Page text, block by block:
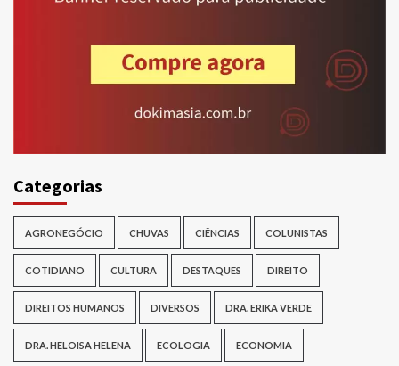
Categorias
AGRONEGÓCIO CHUVAS CIÊNCIAS COLUNISTAS
COTIDIANO CULTURA DESTAQUES DIREITO
DIREITOS HUMANOS DIVERSOS DRA. ERIKA VERDE
DRA. HELOISA HELENA ECOLOGIA ECONOMIA